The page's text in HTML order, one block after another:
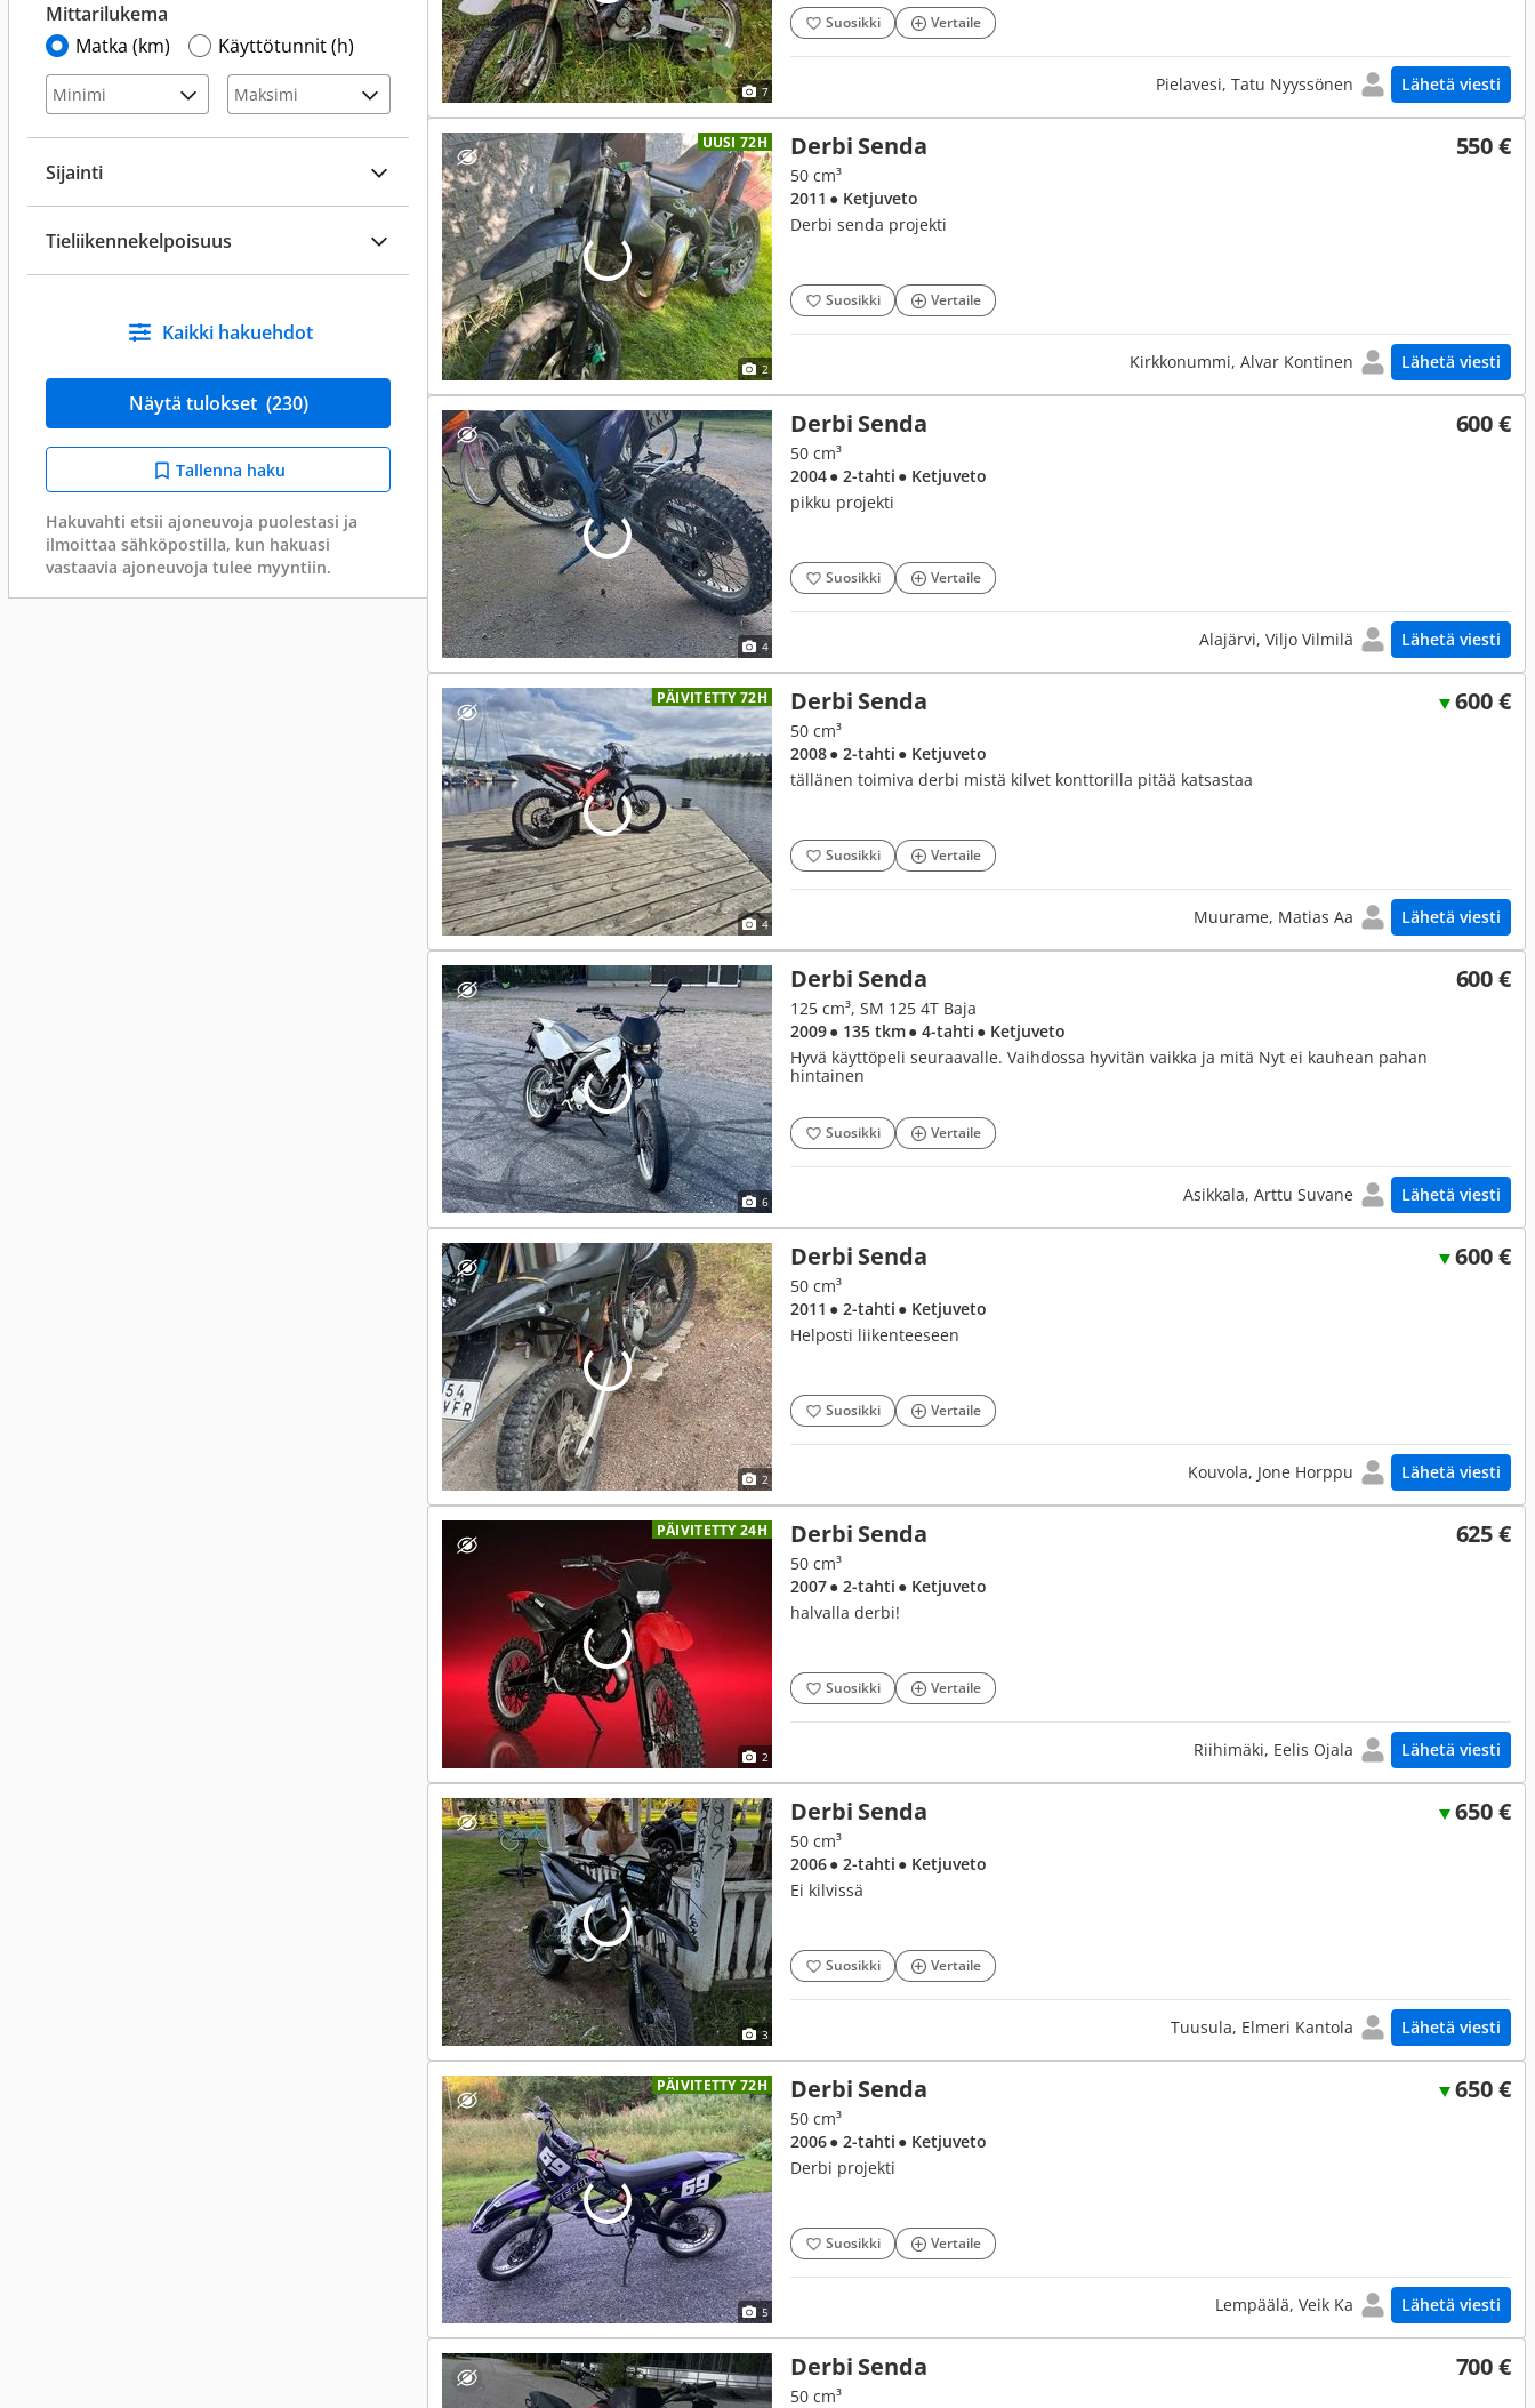
Mittarilukema
Matka (km)
Käyttötunnit (h)
Sijainti
Tieliikennekelpoisuus
Kaikki hakuehdot
Näytä tulokset (230)
Tallenna haku
Hakuvahti etsii ajoneuvoja puolestasi ja
ilmoittaa sähköpostilla, kun hakuasi
vastaavia ajoneuvoja tulee myyntiin.
7
Suosikki Vertaile
Pielavesi, Tatu Nyyssönen Lähetä viesti
UUSI 72H
2
Derbi Senda 550 €
50 cm³
2011 ● Ketjuveto
Derbi senda projekti
Suosikki Vertaile
Kirkkonummi, Alvar Kontinen Lähetä viesti
4
Derbi Senda 600 €
50 cm³
2004● 2-tahti ● Ketjuveto
pikku projekti
Suosikki Vertaile
Alajärvi, Viljo Vilmilä Lähetä viesti
PÄIVITETTY 72H
4
Derbi Senda 600 €
50 cm³
2008● 2-tahti ● Ketjuveto
tällänen toimiva derbi mistä kilvet konttorilla pitää katsastaa
Suosikki Vertaile
Muurame, Matias Aa Lähetä viesti
6
Derbi Senda 600 €
125 cm³, SM 125 4T Baja
2009● 135 tkm● 4-tahti ● Ketjuveto
Hyvä käyttöpeli seuraavalle. Vaihdossa hyvitän vaikka ja mitä Nyt ei kauhean pahan
hintainen
Suosikki Vertaile
Asikkala, Arttu Suvane Lähetä viesti
2
Derbi Senda 600 €
50 cm³
2011 ● 2-tahti ● Ketjuveto
Helposti liikenteeseen
Suosikki Vertaile
Kouvola, Jone Horppu Lähetä viesti
PÄIVITETTY 24H
2
Derbi Senda 625 €
50 cm³
2007● 2-tahti ● Ketjuveto
halvalla derbi!
Suosikki Vertaile
Riihimäki, Eelis Ojala Lähetä viesti
3
Derbi Senda 650 €
50 cm³
2006● 2-tahti ● Ketjuveto
Ei kilvissä
Suosikki Vertaile
Tuusula, Elmeri Kantola Lähetä viesti
PÄIVITETTY 72H
5
Derbi Senda 650 €
50 cm³
2006● 2-tahti ● Ketjuveto
Derbi projekti
Suosikki Vertaile
Lempäälä, Veik Ka Lähetä viesti
Derbi Senda 700 €
50 cm³